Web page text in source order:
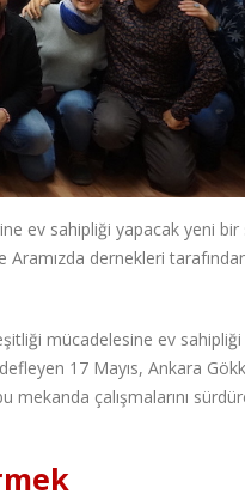
ev sahipliği yapacak yeni bir
dernekleri
mücadelesine ev
17 Mayıs, Ankara
çalışmalarını